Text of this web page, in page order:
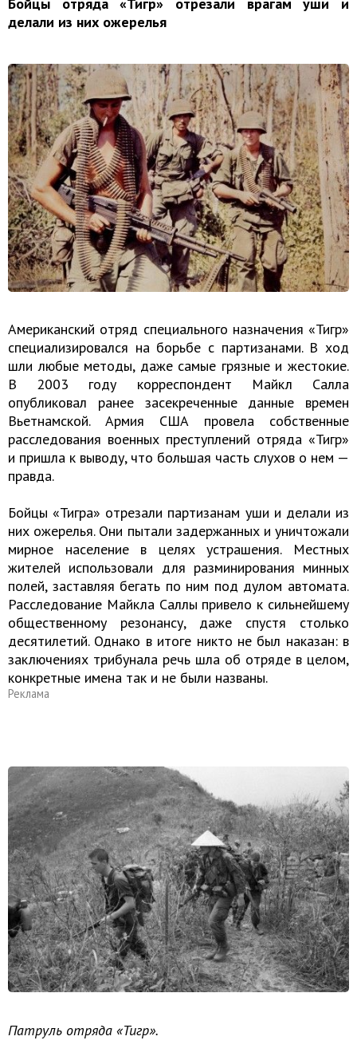
Бойцы отряда «Тигр» отрезали врагам уши и
делали из них ожерелья
Американский отряд специального назначения «Тигр»
специализировался на борьбе с партизанами. В ход
шли любые методы, даже самые грязные и жестокие.
В 2003 году корреспондент Майкл Салла
опубликовал ранее засекреченные данные времен
Вьетнамской. Армия США провела собственные
расследования военных преступлений отряда «Тигр»
и пришла к выводу, что большая часть слухов о нем —
правда.
Бойцы «Тигра» отрезали партизанам уши и делали из
них ожерелья. Они пытали задержанных и уничтожали
мирное население в целях устрашения. Местных
жителей использовали для разминирования минных
полей, заставляя бегать по ним под дулом автомата.
Расследование Майкла Саллы привело к сильнейшему
общественному резонансу, даже спустя столько
десятилетий. Однако в итоге никто не был наказан: в
заключениях трибунала речь шла об отряде в целом,
конкретные имена так и не были названы.
Реклама
Патруль отряда «Тигр».